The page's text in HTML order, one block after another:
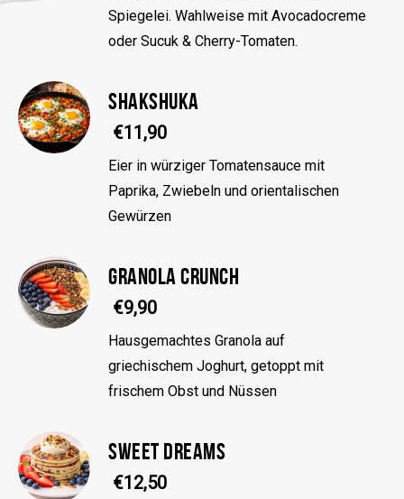
Spiegelei. Wahlweise mit Avocadocreme
oder Sucuk & Cherry-Tomaten.
SHAKSHUKA
€11,90
Eier in würziger Tomatensauce mit
Paprika, Zwiebeln und orientalischen
Gewürzen
GRANOLA CRUNCH
€9,90
Hausgemachtes Granola auf
griechischem Joghurt, getoppt mit
frischem Obst und Nüssen
SWEET DREAMS
€12,50